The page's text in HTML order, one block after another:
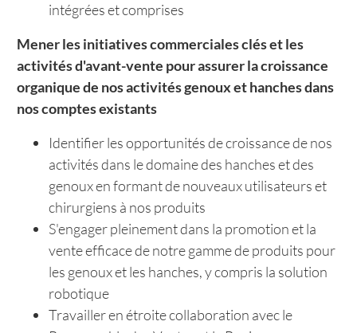
intégrées et comprises
Mener les initiatives commerciales clés et les
activités d'avant-vente pour assurer la croissance
organique de nos activités genoux et hanches dans
nos comptes existants
Identifier les opportunités de croissance de nos
activités dans le domaine des hanches et des
genoux en formant de nouveaux utilisateurs et
chirurgiens à nos produits
S'engager pleinement dans la promotion et la
vente efficace de notre gamme de produits pour
les genoux et les hanches, y compris la solution
robotique
Travailler en étroite collaboration avec le